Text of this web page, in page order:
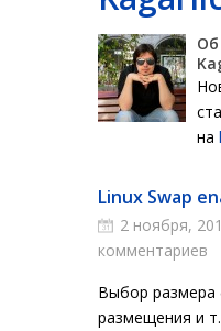
на
Linux Swap
2 ноября,
комментариев
Выбор размера
размещения и